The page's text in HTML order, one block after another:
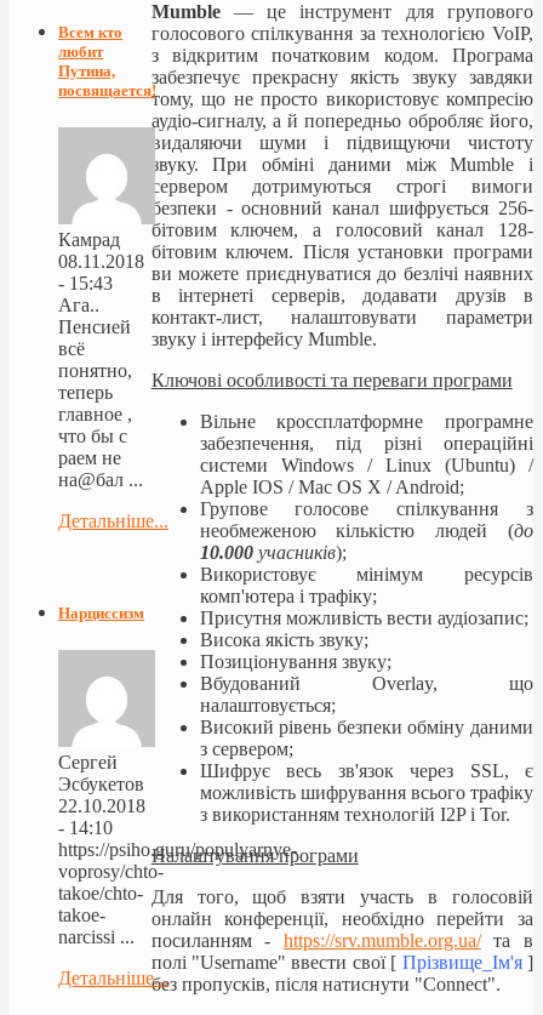
Mumble— це інструмент для групового
голосового спілкування за технологією VoIP,
з відкритим початковим кодом. Програма
забезпечує прекрасну якість звуку завдяки
тому, що не просто використовує компресію
аудіо-сигналу, а й попередньо обробляє його,
видаляючи шуми і підвищуючи чистоту
звуку. При обміні даними між Mumble і
сервером дотримуються строгі вимоги
безпеки - основний канал шифрується 256-
бітовим ключем, а голосовий канал 128-
бітовим ключем. Після установки програми
ви можете приєднуватися до безлічі наявних
в інтернеті серверів, додавати друзів в
контакт-лист, налаштовувати параметри
звуку і інтерфейсу Mumble.
Ключові особливості та переваги програми
Вільне кроссплатформне програмне
забезпечення,під різні
операційні
системи Windows / Linux (Ubuntu) /
Apple IOS / Mac OS X / Android;
Групове голосове спілкування з
необмеженою кількістю людей (до
10.000учасників);
Використовує мінімум ресурсів
комп'ютера і трафіку;
Присутня можливість вести аудіозапис;
Висока якість звуку;
Позиціонування звуку;
Вбудований Overlay, що
налаштовується;
Високий рівень безпеки обміну даними
з сервером;
Шифрує весь зв'язок через SSL, є
можливість шифрування всього трафіку
з використанням технологій I2P і Tor.
Налаштування програми
Для того, щоб взяти участь в голосовій
онлайн конференції, необхідно перейти за
посиланням - https://srv.mumble.org.ua/та в
полі "Username" ввести свої [ Прізвище_Ім'я]
без пропусків, після натиснути "Connect".
Всем кто
любит
Путина,
посвящается!
Камрад
08.11.2018
- 15:43
Ага..
Пенсией
всё
понятно,
теперь
главное ,
что бы с
раем не
на@бал ...
Детальніше...
Нарциссизм
Сергей
Эсбукетов
22.10.2018
- 14:10
https://psiho.guru/populyarnye-
voprosy/chto-
takoe/chto-
takoe-
narcissi ...
Детальніше...